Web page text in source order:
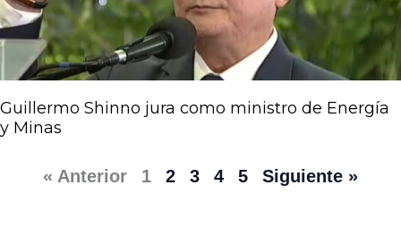
Guillermo Shinno jura como ministro de Energía
y Minas
« Anterior 1 2 3 4 5 Siguiente »